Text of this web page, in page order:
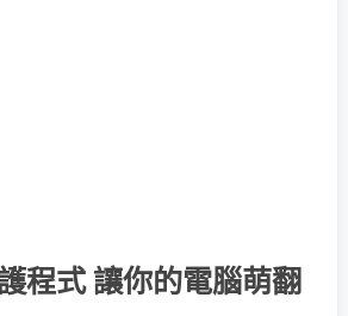
程式 讓你的電腦萌翻